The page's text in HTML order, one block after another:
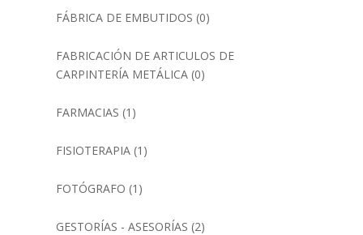
FÁBRICA DE EMBUTIDOS (0)
FABRICACIÓN DE ARTICULOS DE
CARPINTERÍA METÁLICA(0)
FARMACIAS (1)
FISIOTERAPIA(1)
FOTÓGRAFO (1)
GESTORÍAS - ASESORÍAS (2)